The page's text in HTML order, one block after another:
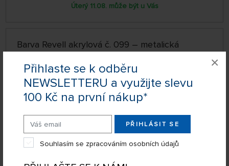
Přihlaste se k odběru
NEWSLETTERU a využijte slevu
100 Kč na první nákup*
PŘIHLÁSIT SE
Souhlasím se zpracováním osobních údajů
×
Úterý 11.08. může být u Vás
Barva Revell akrylová č. 099 – metalická
hliníková (18 ml)